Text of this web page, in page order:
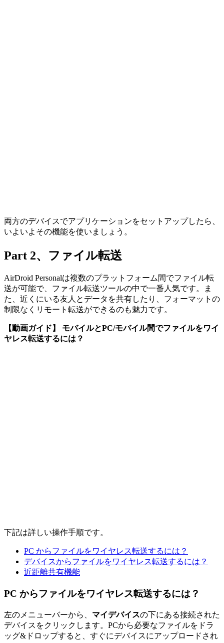
両方のデバイスでアプリケーションをセットアップしたら、
いよいよその機能を使いましょう。
Part 2、ファイル転送
AirDroid Personalは複数のプラットフォーム間でファイル転
送が可能で、ファイル転送ツールの中で一番人気です。ま
た、近くにいる友人とデータを共有したり、フォーマットの
制限なくリモート転送ができるのも魅力です。
【動画ガイド】 モバイルとPC/モバイル間でファイルをワイ
ヤレス転送するには？
下記は詳しい操作手順です。
PC からファイルをワイヤレス転送するには？
デバイスからファイルをワイヤレス転送するには？
近距離共有機能
PC からファイルをワイヤレス転送するには？
左のメニューバーから、 マイデバイスの下にある接続された
デバイスをクリックします。PCから必要なファイルをドラ
ッグ&ドロップすると、すぐにデバイスにアップロードされ